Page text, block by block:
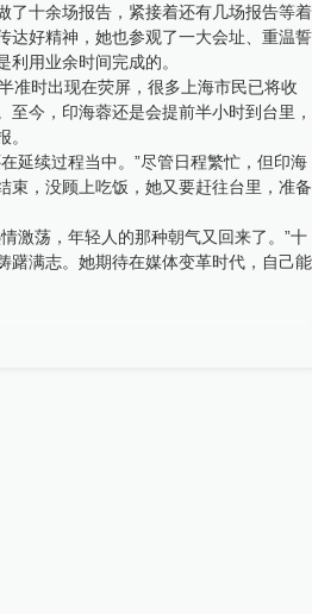
了十余场报告，紧接着还有几场报告等着
达好精神，她也参观了一大会址、重温誓
用业余时间完成的。
准时出现在荧屏，很多上海市民已将收
至今，印海蓉还是会提前半小时到台里，
延续过程当中。”尽管日程繁忙，但印海
束，没顾上吃饭，她又要赶往台里，准备
激荡，年轻人的那种朝气又回来了。”十
躇满志。她期待在媒体变革时代，自己能